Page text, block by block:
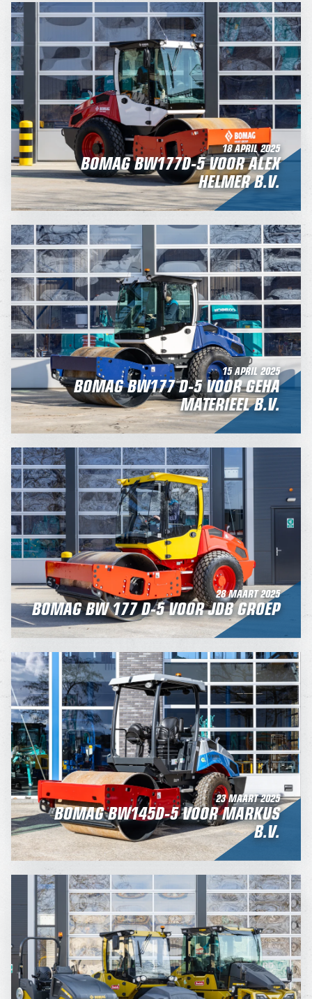
18 APRIL 2025
BOMAG BW177D-5 VOOR ALEX
HELMER B.V.
15 APRIL 2025
BOMAG BW177 D-5 VOOR GEHA
MATERIEEL B.V.
28 MAART 2025
BOMAG BW 177 D-5 VOOR JDB GROEP
23 MAART 2025
BOMAG BW145D-5 VOOR MARKUS
B.V.